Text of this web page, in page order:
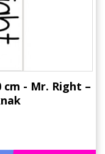
cm - Mr. Right –